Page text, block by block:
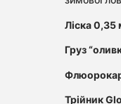
Ліска 0,35
Груз
Трійник